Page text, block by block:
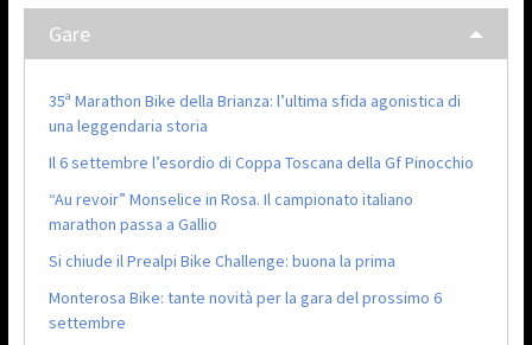
Gare
35ª Marathon Bike della Brianza: l’ultima sfida agonistica di
una leggendaria storia
Il 6 settembre l’esordio di Coppa Toscana della Gf Pinocchio
“Au revoir” Monselice in Rosa. Il campionato italiano
marathon passa a Gallio
Si chiude il Prealpi Bike Challenge: buona la prima
Monterosa Bike: tante novità per la gara del prossimo 6
settembre